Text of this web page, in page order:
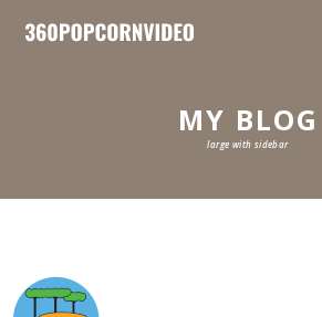
MY BLOG
large with sidebar